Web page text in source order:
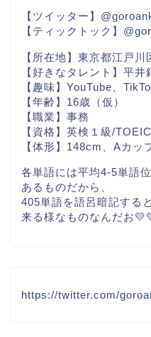
【ツイッター】
【ティックトック】
【所在地】東京都江戸川
【好きなタレント】平井
【趣味】YouTube、
【年齢】16歳（仮）
【職業】事務
【資格】英検１級/
【体形】148cm、Aカッ
各単語には平均4-5単語
あるものだから、
405単語を語呂暗記する
来る様なものなんだお
https://twitter.com/